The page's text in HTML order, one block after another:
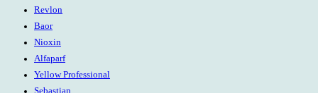
Revlon
Baor
Nioxin
Alfaparf
Yellow Professional
Sebastian